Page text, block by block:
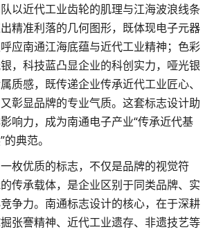
以近代工业齿轮的肌理与江海波浪线条
精准利落的几何图形，既体现电子元器
应南通江海底蕴与近代工业精神；色彩
，科技蓝凸显企业的科创实力，哑光银
质感，既传递企业传承近代工业匠心、
彰显品牌的专业气质。这套标志设计助
响力，成为南通电子产业“传承近代基
典范。
枚优质的标志，不仅是品牌的视觉符
传承载体，是企业区别于同类品牌、实
争力。南通标志设计的核心，在于深耕
张謇精神、近代工业遗存、非遗技艺等